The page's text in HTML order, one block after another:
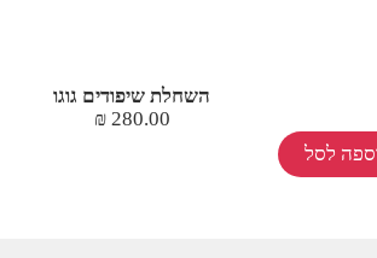
השחלת שיפודים גוגו
280.00
₪
לסל